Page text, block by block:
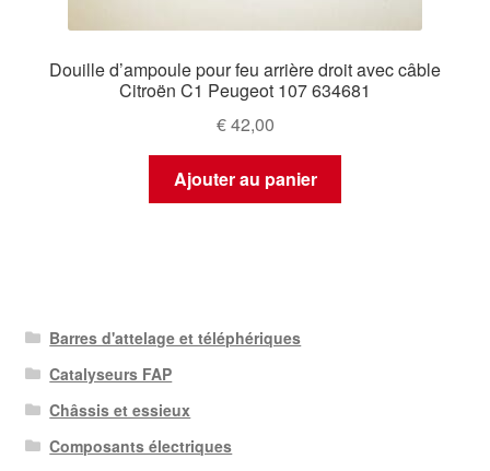
Douille d’ampoule pour feu arrière droit avec câble
Citroën C1 Peugeot 107 634681
€42,00
Ajouter au panier
Barres d'attelage et téléphériques
Catalyseurs FAP
Châssis et essieux
Composants électriques